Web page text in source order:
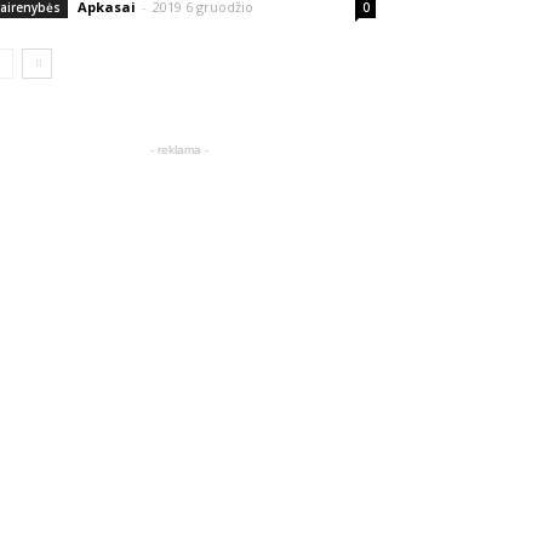
Apkasai - 2019 6 gruodžio 0
- reklama -